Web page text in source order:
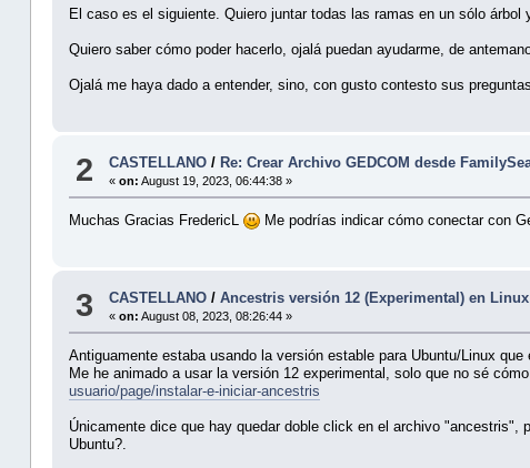
El caso es el siguiente. Quiero juntar todas las ramas en un sólo
Quiero saber cómo poder hacerlo, ojalá puedan ayudarme, de
Ojalá me haya dado a entender, sino, con gusto contesto sus
2 CASTELLANO / Re: Crear Archivo GEDCOM desde
«on: August 19, 2023, 06:44:38 »
Muchas Gracias FredericL Me podrías indicar cómo conectar con
3 CASTELLANO /Ancestris versión 12 (Experimental) en Linux
«on: August 08, 2023, 08:26:44 »
Antiguamente estaba usando la versión estable para Ubuntu/Linux
Me he animado a usar la versión 12 experimental, solo que no sé
usuario/page/instalar-e-iniciar-ancestris
Únicamente dice que hay quedar doble click en el archivo
Ubuntu?.